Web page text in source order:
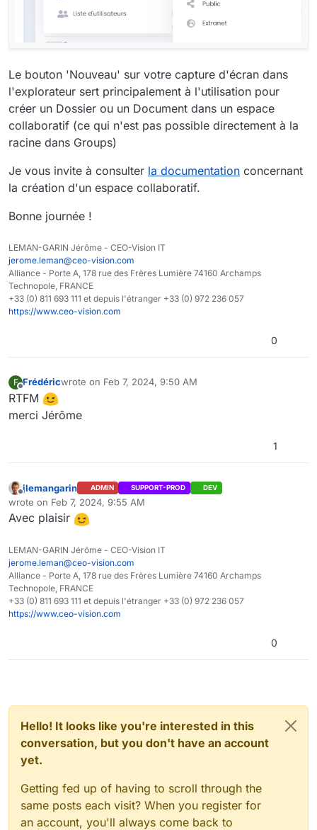
Le bouton 'Nouveau' sur votre capture d'écran dans
l'explorateur sert principalement à l'utilisation pour
créer un Dossier ou un Document dans un espace
collaboratif (ce qui n'est pas possible directement à la
racine dans Groups)
Je vous invite à consulter la documentation concernant
la création d'un espace collaboratif.
Bonne journée !
LEMAN-GARIN Jérôme - CEO-Vision IT
jerome.leman@ceo-vision.com
Alliance - Porte A, 178 rue des Frères Lumière 74160 Archamps
Technopole, FRANCE
+33 (0) 811 693 111 et depuis l'étranger +33 (0) 972 236 057
https://www.ceo-vision.com
0
F
Offline
Frédéricwrote on Feb 7, 2024, 9:50 AM
last edited by
RTFM
merci Jérôme
1
Offline
jlemangarin ADMIN SUPPORT-PROD DEV
wrote on Feb 7, 2024, 9:55 AM
last edited by
Avec plaisir
LEMAN-GARIN Jérôme - CEO-Vision IT
jerome.leman@ceo-vision.com
Alliance - Porte A, 178 rue des Frères Lumière 74160 Archamps
Technopole, FRANCE
+33 (0) 811 693 111 et depuis l'étranger +33 (0) 972 236 057
https://www.ceo-vision.com
0
Hello! It looks like you're interested in this
conversation, but you don't have an account
yet.
Getting fed up of having to scroll through the
same posts each visit? When you register for
an account, you'll always come back to